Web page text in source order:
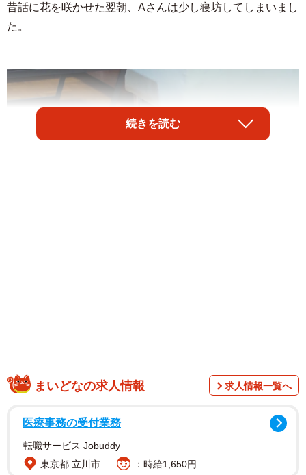
昔話に花を咲かせた翌朝、Aさんは少し寝坊してしまいまし
た。
窓を開けっぱなしだったために浸水してしまった親友の家 ※画像はイ
メージです（OleCNX/stock.adobe.com）
続きを読む
まいどなの求人情報 求人情報一覧へ
医療事務の受付業務
転職サービス Jobuddy
東京都 立川市
：時給1,650円